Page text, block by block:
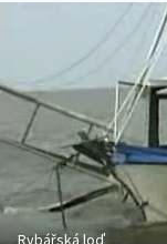
Rybářská loď